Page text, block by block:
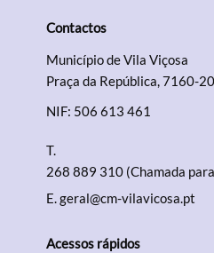
Contactos
Município de Vila Viçosa
Praça da República, 7160-
NIF: 506 613 461
T.
268 889 310 (Chamada
E.geral@cm-vilavicosa.pt
Acessos rápidos